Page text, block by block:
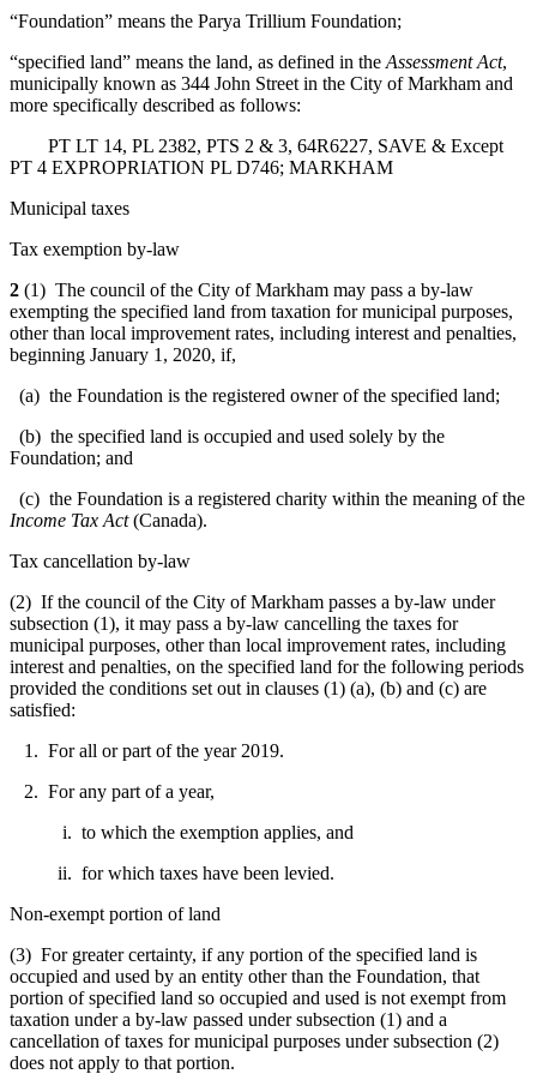
“Foundation” means the Parya Trillium Foundation;
“specified land” means the land, as defined in the Assessment Act,
municipally known as 344 John Street in the City of Markham and
more specifically described as follows:
PT LT 14, PL 2382, PTS 2 & 3, 64R6227, SAVE & Except
PT 4 EXPROPRIATION PL D746; MARKHAM
Municipal taxes
Tax exemption by-law
2 (1) The council of the City of Markham may pass a by-law
exempting the specified land from taxation for municipal purposes,
other than local improvement rates, including interest and penalties,
beginning January 1, 2020, if,
(a) the Foundation is the registered owner of the specified land;
(b) the specified land is occupied and used solely by the
Foundation; and
(c) the Foundation is a registered charity within the meaning of the
Income Tax Act(Canada).
Tax cancellation by-law
(2) If the council of the City of Markham passes a by-law under
subsection (1), it may pass a by-law cancelling the taxes for
municipal purposes, other than local improvement rates, including
interest and penalties, on the specified land for the following periods
provided the conditions set out in clauses (1) (a), (b) and (c) are
satisfied:
1. For all or part of the year 2019.
2. For any part of a year,
i. to which the exemption applies, and
ii. for which taxes have been levied.
Non-exempt portion of land
(3) For greater certainty, if any portion of the specified land is
occupied and used by an entity other than the Foundation, that
portion of specified land so occupied and used is not exempt from
taxation under a by-law passed under subsection (1) and a
cancellation of taxes for municipal purposes under subsection (2)
does not apply to that portion.